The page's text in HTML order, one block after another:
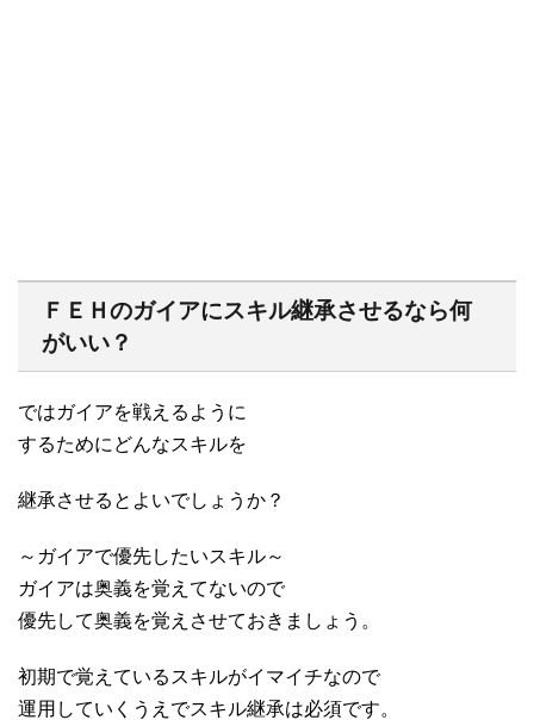
ＦＥＨのガイアにスキル継承させるなら何
がいい？
ではガイアを戦えるように
するためにどんなスキルを
継承させるとよいでしょうか？
～ガイアで優先したいスキル～
ガイアは奥義を覚えてないので
優先して奥義を覚えさせておきましょう。
初期で覚えているスキルがイマイチなので
運用していくうえでスキル継承は必須です。